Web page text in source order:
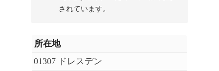
されています。
所在地
01307 ドレスデン